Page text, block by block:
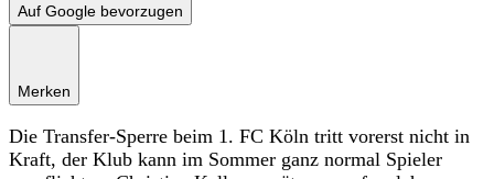
Auf Google bevorzugen
Merken
Die Transfer-Sperre beim 1. FC Köln tritt vorerst nicht in
Kraft, der Klub kann im Sommer ganz normal Spieler